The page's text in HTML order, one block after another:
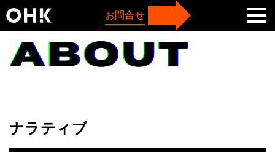
お問合せ
TOP 会社概要
ナラティブ